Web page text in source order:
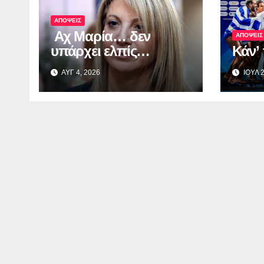
ΑΠΟΨΕΙΣ
Αχ Μαρία… δεν
υπάρχει ελπίς…
ΑΥΓ 4, 2026
ΑΠΟΨΕΙΣ
ΙΟΥΛ